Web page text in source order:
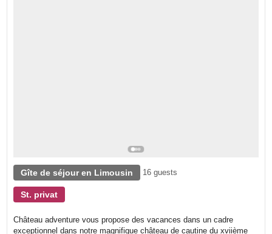
Gîte de séjour en Limousin 16 guests
St. privat
Château adventure vous propose des vacances dans un cadre
exceptionnel dans notre magnifique château de cautine du xviième